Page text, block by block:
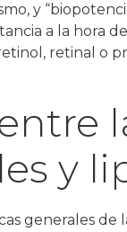
y
a la hora
retinal o
y
generales de